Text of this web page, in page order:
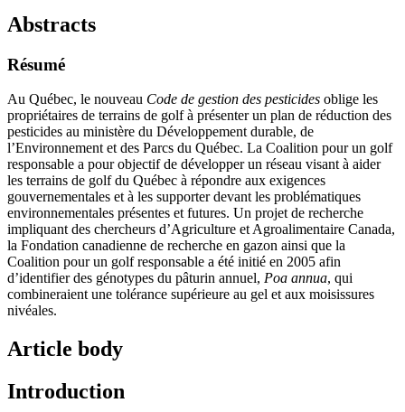
Abstracts
Résumé
Au Québec, le nouveau Code de gestion des pesticides oblige les
propriétaires de terrains de golf à présenter un plan de réduction des
pesticides au ministère du Développement durable, de
l’Environnement et des Parcs du Québec. La Coalition pour un golf
responsable a pour objectif de développer un réseau visant à aider
les terrains de golf du Québec à répondre aux exigences
gouvernementales et à les supporter devant les problématiques
environnementales présentes et futures. Un projet de recherche
impliquant des chercheurs d’Agriculture et Agroalimentaire Canada,
la Fondation canadienne de recherche en gazon ainsi que la
Coalition pour un golf responsable a été initié en 2005 afin
d’identifier des génotypes du pâturin annuel, Poa annua, qui
combineraient une tolérance supérieure au gel et aux moisissures
nivéales.
Article body
Introduction